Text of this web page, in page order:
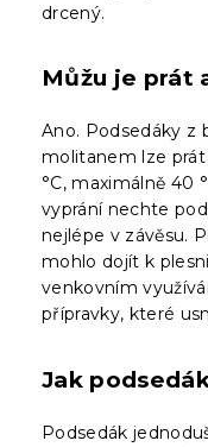
drcený.
Můžu je prát
Ano. Podsedáky z
molitanem lze prát
°C, maximálně 40
vyprání nechte
nejlépe v závěsu.
mohlo dojít k
venkovním
přípravky, které
Jak
Podsedák